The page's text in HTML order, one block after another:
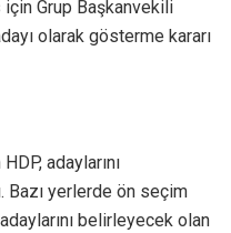
Grup Başkanvekili
olarak gösterme kararı
adaylarını
Bazı yerlerde ön seçim
belirleyecek olan